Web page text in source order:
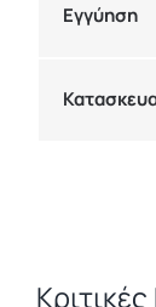
Εγγύηση